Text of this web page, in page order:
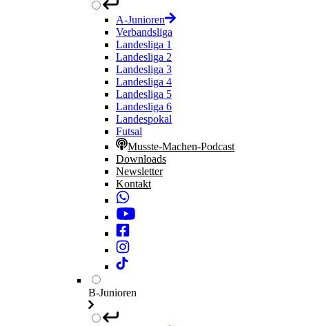
A-Junioren
Verbandsliga
Landesliga 1
Landesliga 2
Landesliga 3
Landesliga 4
Landesliga 5
Landesliga 6
Landespokal
Futsal
Musste-Machen-Podcast
Downloads
Newsletter
Kontakt
B-Junioren